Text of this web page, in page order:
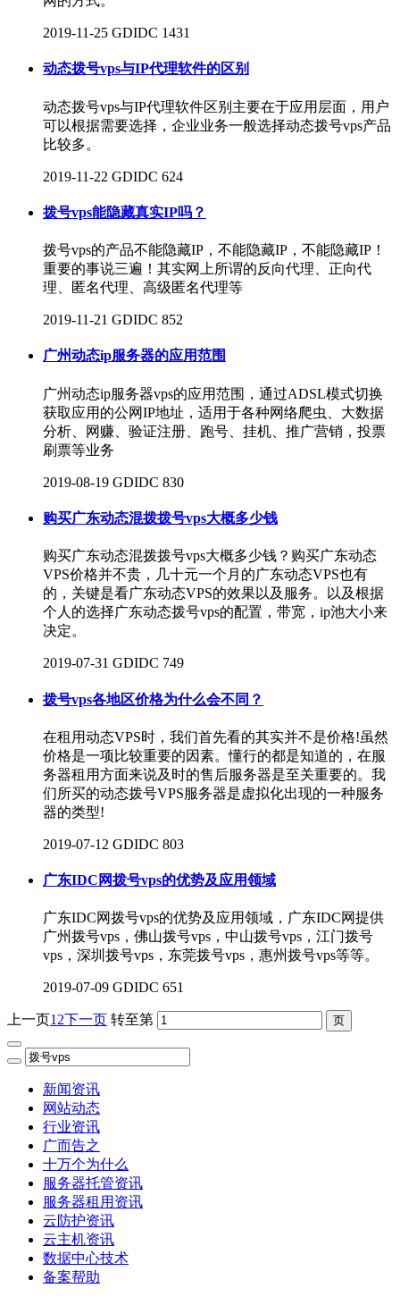
2019-11-25 GDIDC 1431
动态拨号vps与IP代理软件的区别
动态拨号vps与IP代理软件区别主要在于应用层面，用户
可以根据需要选择，企业业务一般选择动态拨号vps产品
比较多。
2019-11-22 GDIDC 624
拨号vps能隐藏真实​IP吗？
拨号vps的产品不能隐藏IP，不能隐藏IP，不能隐藏IP！
重要的事说三遍！其实网上所谓的反向代理、正向代
理、匿名代理、高级匿名代理等
2019-11-21 GDIDC 852
广州动态ip服务器的应用范围
广州动态ip服务器vps的应用范围，通过ADSL模式切换
获取应用的公网IP地址，适用于各种网络爬虫、大数据
分析、网赚、验证注册、跑号、挂机、推广营销，投票
刷票等业务
2019-08-19 GDIDC 830
购买广东动态混拨拨号vps大概多少钱
购买广东动态混拨拨号vps大概多少钱？购买广东动态
VPS价格并不贵，几十元一个月的广东动态VPS也有
的，关键是看广东动态VPS的效果以及服务。以及根据
个人的选择广东动态拨号vps的配置，带宽，ip池大小来
决定。
2019-07-31 GDIDC 749
拨号vps各地区价格为什么会不同？
在租用动态VPS时，我们首先看的其实并不是价格!虽然
价格是一项比较重要的因素。懂行的都是知道的，在服
务器租用方面来说及时的售后服务器是至关重要的。我
们所买的动态拨号VPS服务器是虚拟化出现的一种服务
器的类型!
2019-07-12 GDIDC 803
广东IDC网拨号vps的优势及应用领域
广东IDC网拨号vps的优势及应用领域，广东IDC网提供
广州拨号vps，佛山拨号vps，中山拨号vps，江门拨号
vps，深圳拨号vps，东莞拨号vps，惠州拨号vps等等。
2019-07-09 GDIDC 651
上一页1 2下一页 转至第
新闻资讯
网站动态
行业资讯
广而告之
十万个为什么
服务器托管资讯
服务器租用资讯
云防护资讯
云主机资讯
数据中心技术
备案帮助